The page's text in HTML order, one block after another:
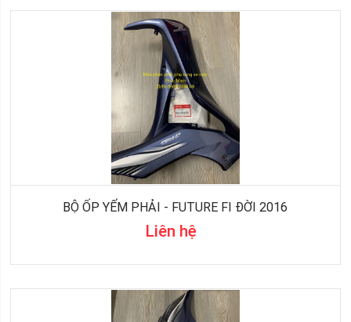
BỘ ỐP YẾM PHẢI - FUTURE FI ĐỜI 2016
Liên hệ